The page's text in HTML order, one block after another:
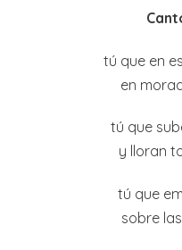
tú que en
en
tú que
y lloran
tú que
sobre